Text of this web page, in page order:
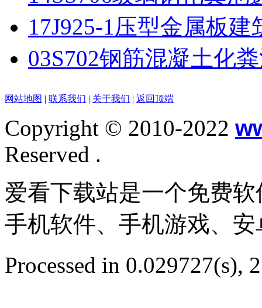
17J925-1压型金属板建
03S702钢筋混凝土化
网站地图 | 联系我们 | 关于我们 | 返回顶端
Copyright © 2010-2022
Reserved .
爱看下载站是一个免费
手机软件、手机游戏、
Processed in 0.029727(s),